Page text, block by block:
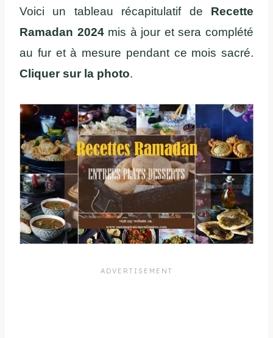
Voici un tableau récapitulatif de Recette
Ramadan 2024mis à jour et sera complété
au fur et à mesure pendant ce mois sacré.
Cliquer sur la photo.